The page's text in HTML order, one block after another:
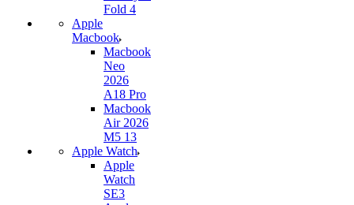
Fold 4
Apple
Macbook
Macbook
Neo
2026
A18 Pro
Macbook
Air 2026
M5 13
Apple Watch
Apple
Watch
SE3